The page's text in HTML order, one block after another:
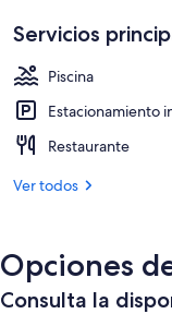
Servicios
Piscina
Estacionamiento
Restaurante
Ver todos
Opciones
Consulta la